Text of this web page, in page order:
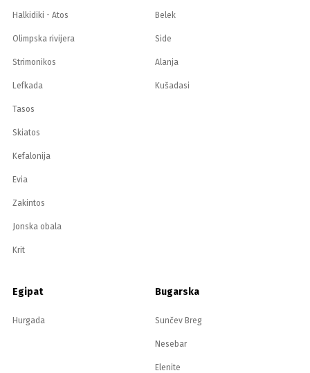
Halkidiki - Atos
Olimpska rivijera
Strimonikos
Lefkada
Tasos
Skiatos
Kefalonija
Evia
Zakintos
Jonska obala
Krit
Belek
Side
Alanja
Kušadasi
Egipat
Hurgada
Bugarska
Sunčev Breg
Nesebar
Elenite